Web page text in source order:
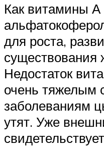
Как витамины А
для роста,
существования
Недостаток
очень тяжелым
заболеваниям
утят. Уже